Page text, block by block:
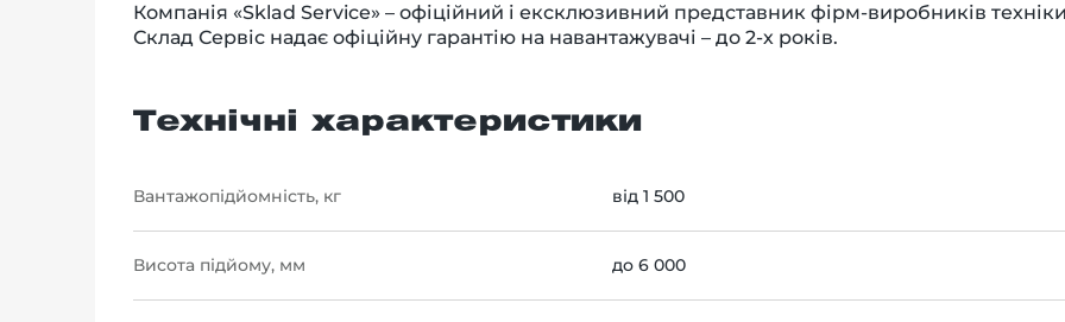
Компанія «Sklad Service» – офіційний і ексклюзивний представник фірм-виробників
Склад Сервіс надає офіційну гарантію на навантажувачі – до 2-х років.
Технічні характеристики
Вантажопідйомність, кг від 1 500
Висота підйому, мм до 6 000